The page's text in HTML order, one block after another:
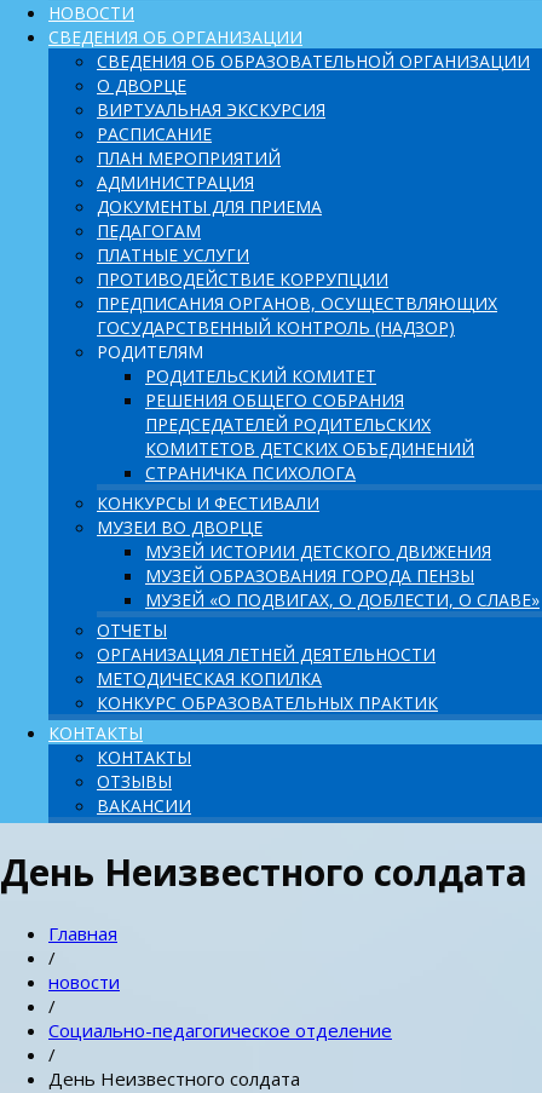
НОВОСТИ
СВЕДЕНИЯ ОБ ОРГАНИЗАЦИИ
СВЕДЕНИЯ ОБ ОБРАЗОВАТЕЛЬНОЙ ОРГАНИЗАЦИИ
О ДВОРЦЕ
ВИРТУАЛЬНАЯ ЭКСКУРСИЯ
РАСПИСАНИЕ
ПЛАН МЕРОПРИЯТИЙ
АДМИНИСТРАЦИЯ
ДОКУМЕНТЫ ДЛЯ ПРИЕМА
ПЕДАГОГАМ
ПЛАТНЫЕ УСЛУГИ
ПРОТИВОДЕЙСТВИЕ КОРРУПЦИИ
ПРЕДПИСАНИЯ ОРГАНОВ, ОСУЩЕСТВЛЯЮЩИХ
ГОСУДАРСТВЕННЫЙ КОНТРОЛЬ (НАДЗОР)
РОДИТЕЛЯМ
РОДИТЕЛЬСКИЙ КОМИТЕТ
РЕШЕНИЯ ОБЩЕГО СОБРАНИЯ
ПРЕДСЕДАТЕЛЕЙ РОДИТЕЛЬСКИХ
КОМИТЕТОВ ДЕТСКИХ ОБЪЕДИНЕНИЙ
СТРАНИЧКА ПСИХОЛОГА
КОНКУРСЫ И ФЕСТИВАЛИ
МУЗЕИ ВО ДВОРЦЕ
МУЗЕЙ ИСТОРИИ ДЕТСКОГО ДВИЖЕНИЯ
МУЗЕЙ ОБРАЗОВАНИЯ ГОРОДА ПЕНЗЫ
МУЗЕЙ «О ПОДВИГАХ, О ДОБЛЕСТИ, О СЛАВЕ»
ОТЧЕТЫ
ОРГАНИЗАЦИЯ ЛЕТНЕЙ ДЕЯТЕЛЬНОСТИ
МЕТОДИЧЕСКАЯ КОПИЛКА
КОНКУРС ОБРАЗОВАТЕЛЬНЫХ ПРАКТИК
КОНТАКТЫ
КОНТАКТЫ
ОТЗЫВЫ
ВАКАНСИИ
День Неизвестного солдата
Главная
/
новости
/
Социально-педагогическое отделение
/
День Неизвестного солдата